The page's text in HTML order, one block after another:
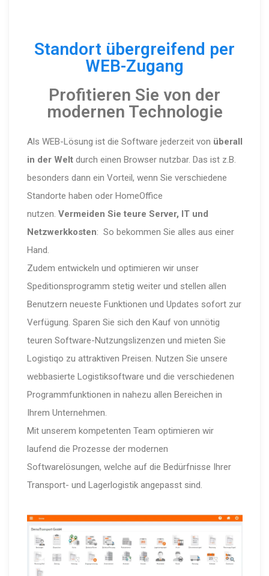
Standort übergreifend per
WEB-Zugang
Profitieren Sie von der
modernen Technologie
Als WEB-Lösung ist die Software jederzeit von überall
in der Weltdurch einen Browser nutzbar. Das ist z.B.
besonders dann ein Vorteil, wenn Sie verschiedene
Standorte haben oder HomeOffice
nutzen. Vermeiden Sie teure Server, IT und
Netzwerkkosten: So bekommen Sie alles aus einer
Hand.
Zudem entwickeln und optimieren wir unser
Speditionsprogramm stetig weiter und stellen allen
Benutzern neueste Funktionen und Updates sofort zur
Verfügung. Sparen Sie sich den Kauf von unnötig
teuren Software-Nutzungslizenzen und mieten Sie
Logistiqo zu attraktiven Preisen. Nutzen Sie unsere
webbasierte Logistiksoftware und die verschiedenen
Programmfunktionen in nahezu allen Bereichen in
Ihrem Unternehmen.
Mit unserem kompetenten Team optimieren wir
laufend die Prozesse der modernen
Softwarelösungen, welche auf die Bedürfnisse Ihrer
Transport- und Lagerlogistik angepasst sind.